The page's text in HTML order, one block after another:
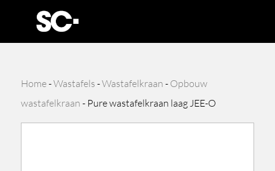
Home-Wastafels -Wastafelkraan - Opbouw
wastafelkraan - Pure wastafelkraan laag JEE-O